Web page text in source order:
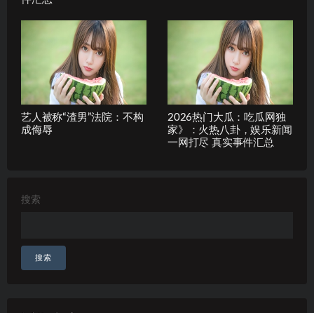
艺人被称“渣男”法院：不构
成侮辱
2026热门大瓜：吃瓜网独
家》：火热八卦，娱乐新闻
一网打尽 真实事件汇总
搜索
搜索